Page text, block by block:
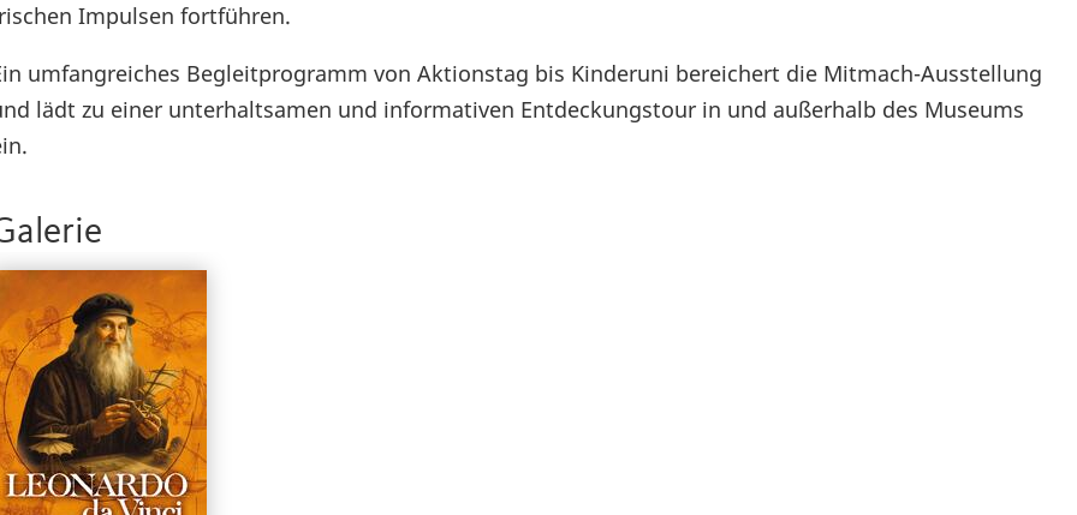
Impulsen fortführen.
umfangreiches Begleitprogramm von Aktionstag bis Kinderuni bereichert die Mitmach-Ausstellung
lädt zu einer unterhaltsamen und informativen Entdeckungstour in und außerhalb des Museums